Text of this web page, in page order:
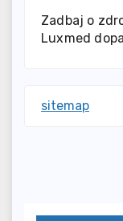
Zadbaj o
Luxmed
sitemap